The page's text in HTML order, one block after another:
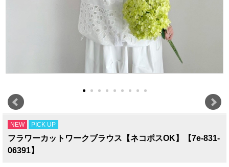
NEW PICK UP
フラワーカットワークブラウス【ネコポスOK】【7e-831-
06391】